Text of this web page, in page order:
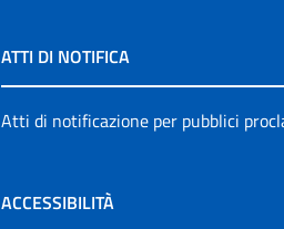
ATTI DI NOTIFICA
Atti di notificazione per pubblici
ACCESSIBILITÀ